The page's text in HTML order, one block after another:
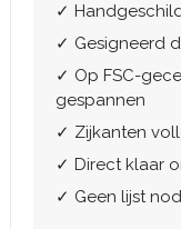
✓
✓ Gesigneerd
✓ Op FSC-
gespannen
✓ Zijkanten
✓ Direct klaar
✓ Geen lijst